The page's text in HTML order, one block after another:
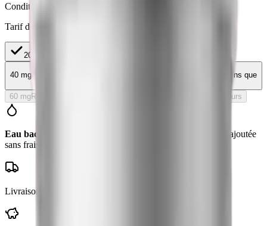
Conditionnement
Tarif dégressif au mg
20 mg
40 mg
52 € de moins que
60 mgRupture de stock En rupture — réapprovisionnement en cours
Eau bactériostatique offerte
€, ajoutée
sans frais
Livraison suivie en